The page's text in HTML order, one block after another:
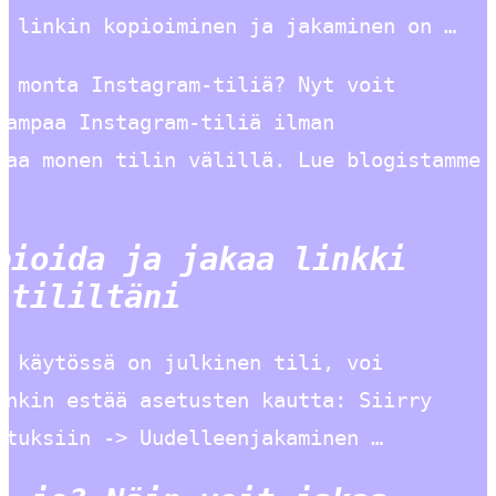
kopioiminen ja jakaminen on …
monta Instagram-tiliä? Nyt voit
Instagram-tiliä ilman
monen tilin välillä. Lue blogistamme
ja jakaa linkki
tililtäni
käytössä on julkinen tili, voi
estää asetusten kautta: Siirry
-> Uudelleenjakaminen …